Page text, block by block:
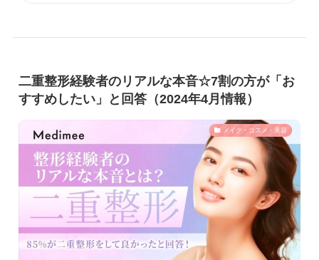
二重整形経験者のリアルな本音☆7割の方が「お
すすめしたい」と回答（2024年4月情報）
メイク・コスメ・美容